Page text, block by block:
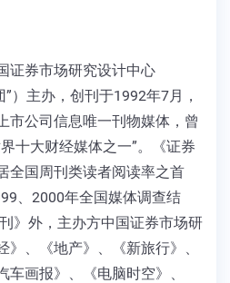
证券市场研究设计中心
”）主办，创刊于1992年7月，
市公司信息唯一刊物媒体，曾
十大财经媒体之一”。《证券
全国周刊类读者阅读率之首
、2000年全国媒体调查结
》外，主办方中国证券市场研
》、《地产》、《新旅行》、
车画报》、《电脑时空》、